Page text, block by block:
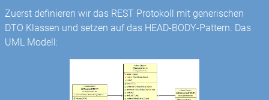
Zuerst definieren wir das REST Protokoll mit generischen
DTO Klassen und setzen auf das HEAD-BODY-Pattern. Das
UML Modell: